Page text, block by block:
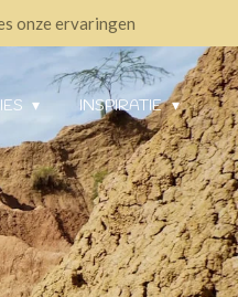
onze ervaringen
INSPIRATIE